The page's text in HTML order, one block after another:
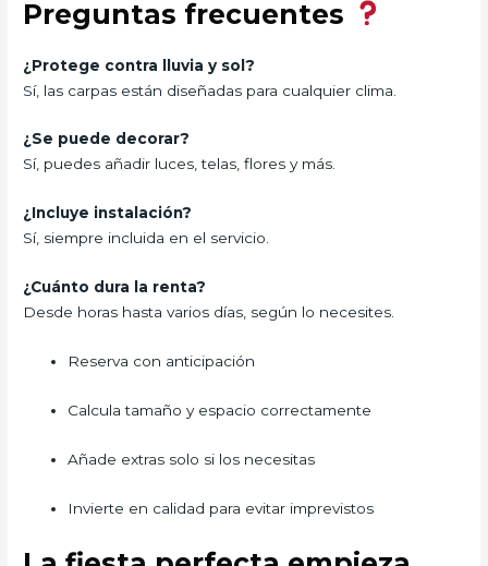
Preguntas frecuentes
¿Protege contra lluvia y sol?
Sí, las carpas están diseñadas para cualquier clima.
¿Se puede decorar?
Sí, puedes añadir luces, telas, flores y más.
¿Incluye instalación?
Sí, siempre incluida en el servicio.
¿Cuánto dura la renta?
Desde horas hasta varios días, según lo necesites.
Reserva con anticipación
Calcula tamaño y espacio correctamente
Añade extras solo si los necesitas
Invierte en calidad para evitar imprevistos